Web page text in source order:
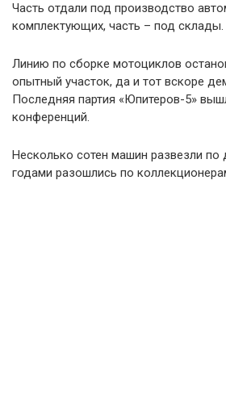
Часть отдали под производство
комплектующих, часть – под склады.
Линию по сборке мотоциклов
опытный участок, да и тот вскоре
Последняя партия «Юпитеров-5»
конференций.
Несколько сотен машин развезли по
годами разошлись по